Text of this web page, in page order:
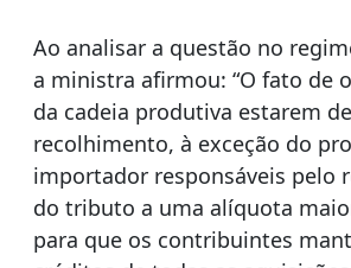
Ao analisar a questão no
a ministra afirmou: “O fato de
da cadeia produtiva estarem
recolhimento, à exceção do
importador responsáveis pelo
do tributo a uma alíquota
para que os contribuintes